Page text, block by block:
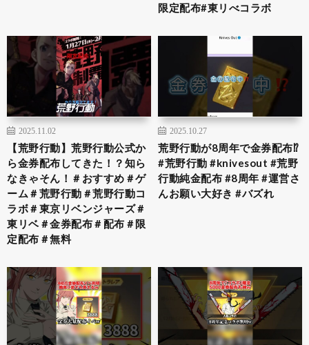
限定配布#東リべコラボ
2025.11.02
【荒野行動】荒野行動公式か
ら金券配布してきた！？知ら
なきゃそん！＃おすすめ＃ゲ
ーム＃荒野行動＃荒野行動コ
ラボ＃東京リベンジャーズ＃
東リベ＃金券配布＃配布＃限
定配布＃無料
2025.10.27
荒野行動が8周年で金券配布⁉️
#荒野行動 #knivesout #荒野
行動純金配布 #8周年 #運営さ
んお願い大好き #バズれ